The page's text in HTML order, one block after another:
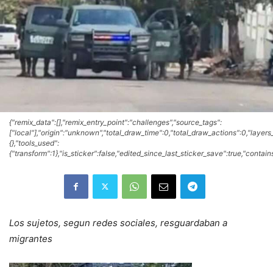
{"remix_data":[],"remix_entry_point":"challenges","source_tags":
{},"tools_used":
Los sujetos, segun redes sociales, resguardaban a
migrantes